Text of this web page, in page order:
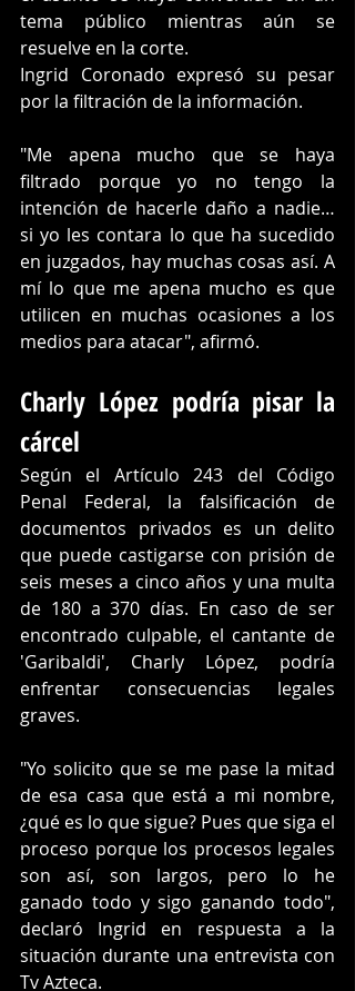
tema público mientras aún se
resuelve en la corte.
Ingrid Coronado expresó su pesar
por la filtración de la información.
"Me apena mucho que se haya
filtrado porque yo no tengo la
intención de hacerle daño a nadie…
si yo les contara lo que ha sucedido
en juzgados, hay muchas cosas así. A
mí lo que me apena mucho es que
utilicen en muchas ocasiones a los
medios para atacar", afirmó.
Charly López podría pisar la
cárcel
Según el Artículo 243 del Código
Penal Federal, la falsificación de
documentos privados es un delito
que puede castigarse con prisión de
seis meses a cinco años y una multa
de 180 a 370 días. En caso de ser
encontrado culpable, el cantante de
'Garibaldi', Charly López, podría
enfrentar consecuencias legales
graves.
"Yo solicito que se me pase la mitad
de esa casa que está a mi nombre,
¿qué es lo que sigue? Pues que siga el
proceso porque los procesos legales
son así, son largos, pero lo he
ganado todo y sigo ganando todo",
declaró Ingrid en respuesta a la
situación durante una entrevista con
Tv Azteca.